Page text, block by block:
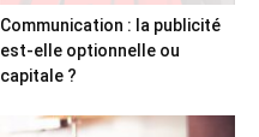
Communication : la publicité
est-elle optionnelle ou
capitale ?